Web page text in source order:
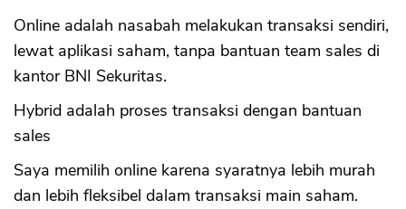
Online adalah nasabah melakukan transaksi sendiri,
lewat aplikasi saham, tanpa bantuan team sales di
kantor BNI Sekuritas.
Hybrid adalah proses transaksi dengan bantuan
sales
Saya memilih online karena syaratnya lebih murah
dan lebih fleksibel dalam transaksi main saham.